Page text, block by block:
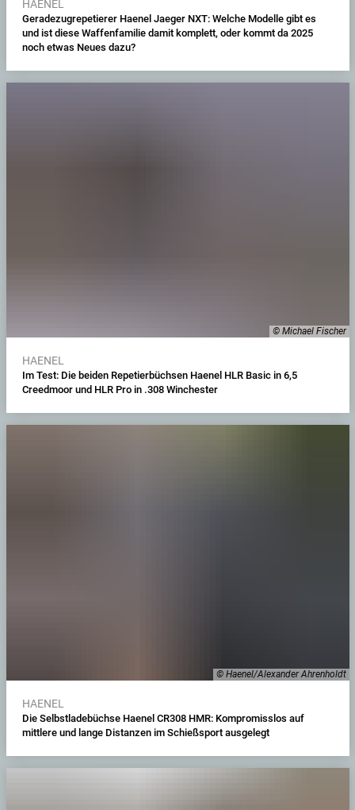
HAENEL
Geradezugrepetierer Haenel Jaeger NXT: Welche Modelle gibt es
und ist diese Waffenfamilie damit komplett, oder kommt da 2025
noch etwas Neues dazu?
© Michael Fischer
HAENEL
Im Test: Die beiden Repetierbüchsen Haenel HLR Basic in 6,5
Creedmoor und HLR Pro in .308 Winchester
© Haenel/Alexander Ahrenholdt
HAENEL
Die Selbstladebüchse Haenel CR308 HMR: Kompromisslos auf
mittlere und lange Distanzen im Schießsport ausgelegt